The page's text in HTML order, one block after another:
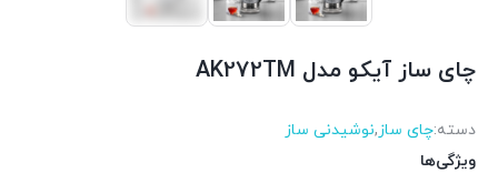
چای ساز آیکو مدل AK272TM
دسته:چای ساز,نوشیدنی ساز
ویژگی‌ها